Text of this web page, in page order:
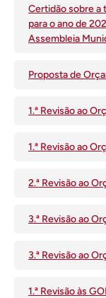
Certidão sobre a
para o ano de
Assembleia
Proposta de
1.ª Revisão ao
1.ª Revisão ao
2.ª Revisão ao
3.ª Revisão ao
3.ª Revisão ao
1.ª Revisão às